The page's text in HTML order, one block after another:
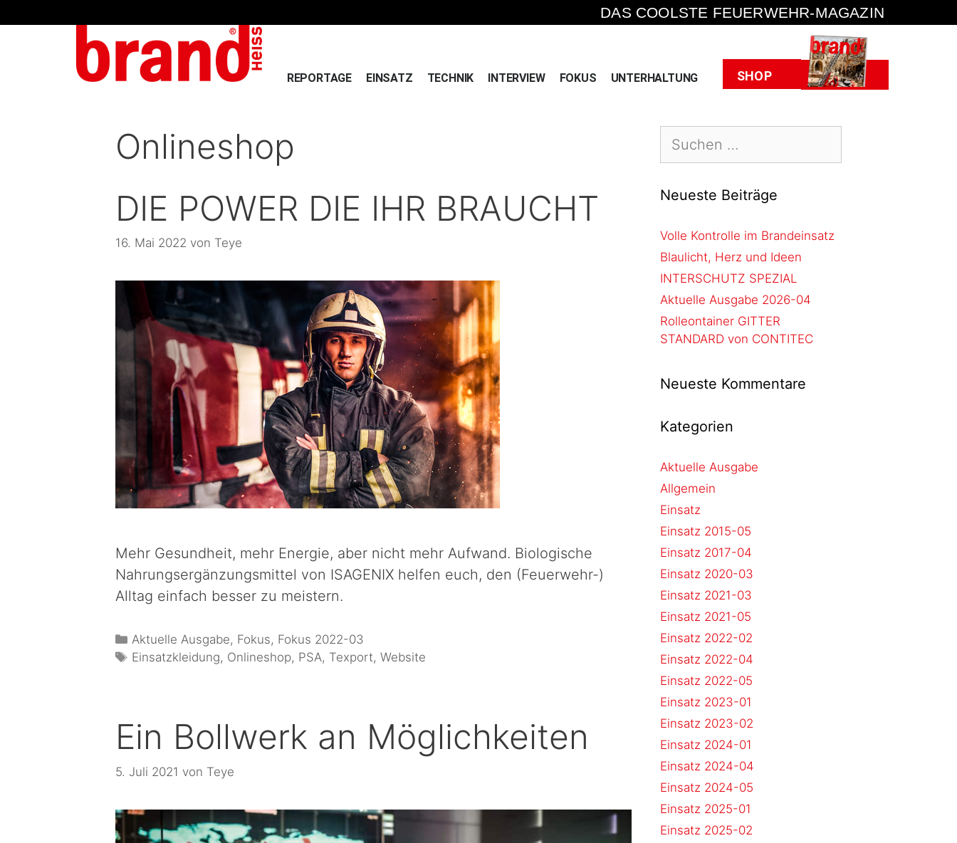
DAS COOLSTE FEUERWEHR-MAGAZIN
REPORTAGE EINSATZ TECHNIK INTERVIEW FOKUS UNTERHALTUNG SHOP Heft
Onlineshop
DIE POWER DIE IHR BRAUCHT
16. Mai 2022 von Teye
Mehr Gesundheit, mehr Energie, aber nicht mehr Aufwand. Biologische
Nahrungsergänzungsmittel von ISAGENIX helfen euch, den (Feuerwehr-)
Alltag einfach besser zu meistern.
Aktuelle Ausgabe, Fokus, Fokus 2022-03
Einsatzkleidung, Onlineshop, PSA, Texport,Website
Ein Bollwerk an Möglichkeiten
5. Juli 2021 von Teye
Neueste Beiträge
Volle Kontrolle im Brandeinsatz
Blaulicht, Herz und Ideen
INTERSCHUTZ SPEZIAL
Aktuelle Ausgabe 2026-04
Rolleontainer GITTER
STANDARD von CONTITEC
Neueste Kommentare
Kategorien
Aktuelle Ausgabe
Allgemein
Einsatz
Einsatz 2015-05
Einsatz 2017-04
Einsatz 2020-03
Einsatz 2021-03
Einsatz 2021-05
Einsatz 2022-02
Einsatz 2022-04
Einsatz 2022-05
Einsatz 2023-01
Einsatz 2023-02
Einsatz 2024-01
Einsatz 2024-04
Einsatz 2024-05
Einsatz 2025-01
Einsatz 2025-02